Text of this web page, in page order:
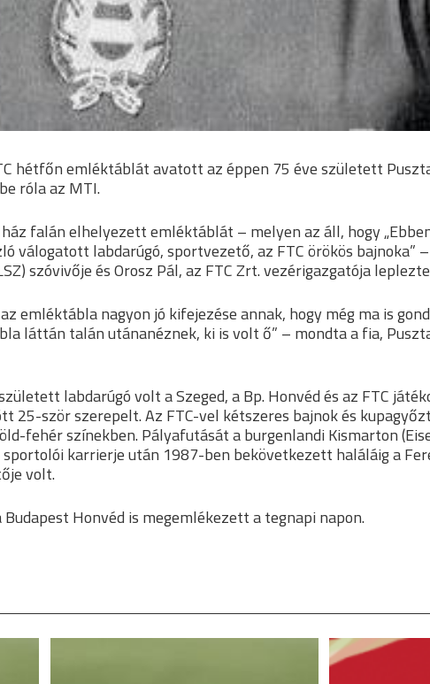
hétfőn emléktáblát avatott az éppen 75 éve született
róla az MTI.
falán elhelyezett emléktáblát – melyen az áll, hogy
válogatott labdarúgó, sportvezető, az FTC örökös bajnoka” –
szóvivője és Orosz Pál, az FTC Zrt. vezérigazgatója
emléktábla nagyon jó kifejezése annak, hogy még ma is
láttán talán utánanéznek, ki is volt ő” – mondta a fia,
labdarúgó volt a Szeged, a Bp. Honvéd és az FTC
25-ször szerepelt. Az FTC-vel kétszeres bajnok és
fehér színekben. Pályafutását a burgenlandi Kismarton
karrierje után 1987-ben bekövetkezett haláláig a
volt.
Honvéd is megemlékezett a tegnapi napon.